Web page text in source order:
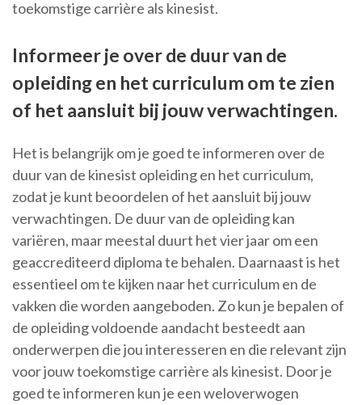
toekomstige carrière als kinesist.
Informeer je over de duur van de
opleiding en het curriculum om te zien
of het aansluit bij jouw verwachtingen.
Het is belangrijk om je goed te informeren over de
duur van de kinesist opleiding en het curriculum,
zodat je kunt beoordelen of het aansluit bij jouw
verwachtingen. De duur van de opleiding kan
variëren, maar meestal duurt het vier jaar om een
geaccrediteerd diploma te behalen. Daarnaast is het
essentieel om te kijken naar het curriculum en de
vakken die worden aangeboden. Zo kun je bepalen of
de opleiding voldoende aandacht besteedt aan
onderwerpen die jou interesseren en die relevant zijn
voor jouw toekomstige carrière als kinesist. Door je
goed te informeren kun je een weloverwogen